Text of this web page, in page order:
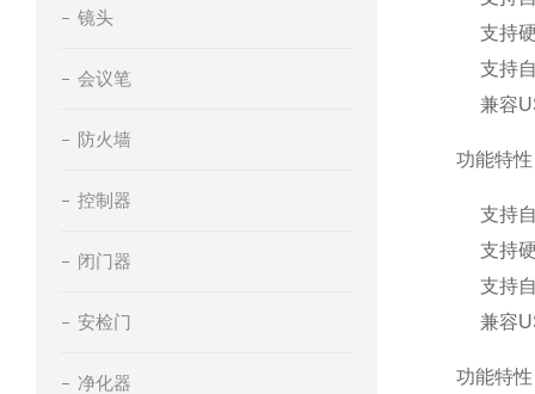
镜头
会议笔
防火墙
控制器
闭门器
安检门
净化器
支持
支持
兼容
功能特性
支持
支持
支持
兼容
功能特性